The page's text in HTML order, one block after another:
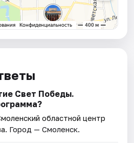
Свет Победы.
областной центр
. Город — Смоленск.